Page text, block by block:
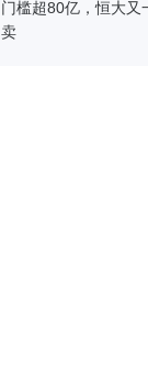
门槛超80亿，恒大又
卖